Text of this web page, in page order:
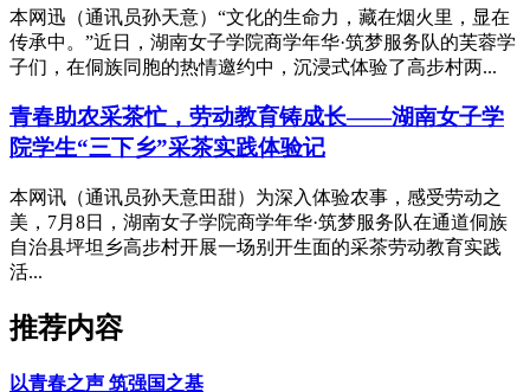
本网迅（通讯员孙天意）“文化的生命力，藏在烟火里，显在
传承中。”近日，湖南女子学院商学年华·筑梦服务队的芙蓉学
子们，在侗族同胞的热情邀约中，沉浸式体验了高步村两...
青春助农采茶忙，劳动教育铸成长——湖南女子学
院学生“三下乡”采茶实践体验记
本网讯（通讯员孙天意田甜）为深入体验农事，感受劳动之
美，7月8日，湖南女子学院商学年华·筑梦服务队在通道侗族
自治县坪坦乡高步村开展一场别开生面的采茶劳动教育实践
活...
推荐内容
以青春之声 筑强国之基